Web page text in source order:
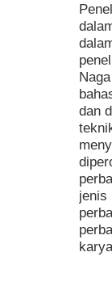
dan
jenis